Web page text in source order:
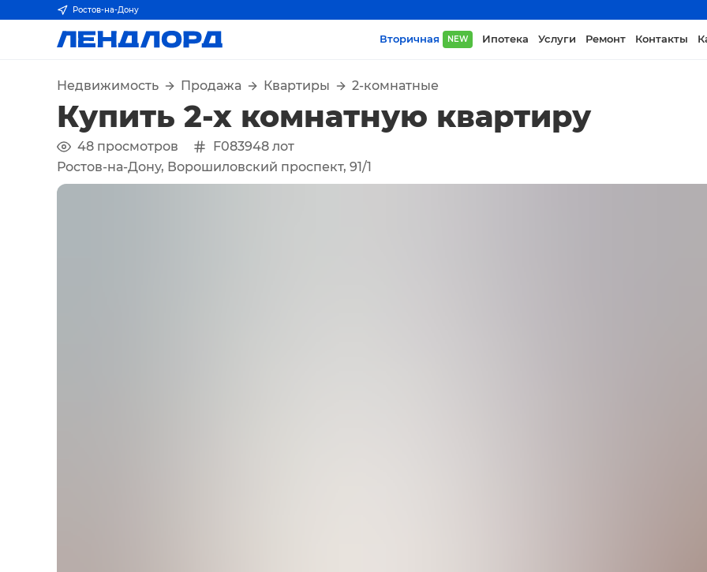
Ростов-на-Дону
Вторичная NEW Ипотека Услуги Ремонт Контакты
Недвижимость Продажа Квартиры 2-комнатные
Купить 2-х комнатную квартиру
48 просмотров F083948 лот
Ростов-на-Дону, Ворошиловский проспект, 91/1